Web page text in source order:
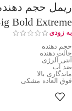
ریمل حجم دهنده
Bold Extreme
به زودی
حجم دهنده
حالت دهنده
آنتی آلرژی
ضد آب
ماندگاری بالا
فوق العاده مشکی